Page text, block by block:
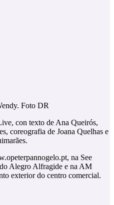
Foto DR
con texto de Ana Queirós,
coreografia de Joana Quelhas e
na See
Alegro Alfragide e na AM
exterior do centro comercial.